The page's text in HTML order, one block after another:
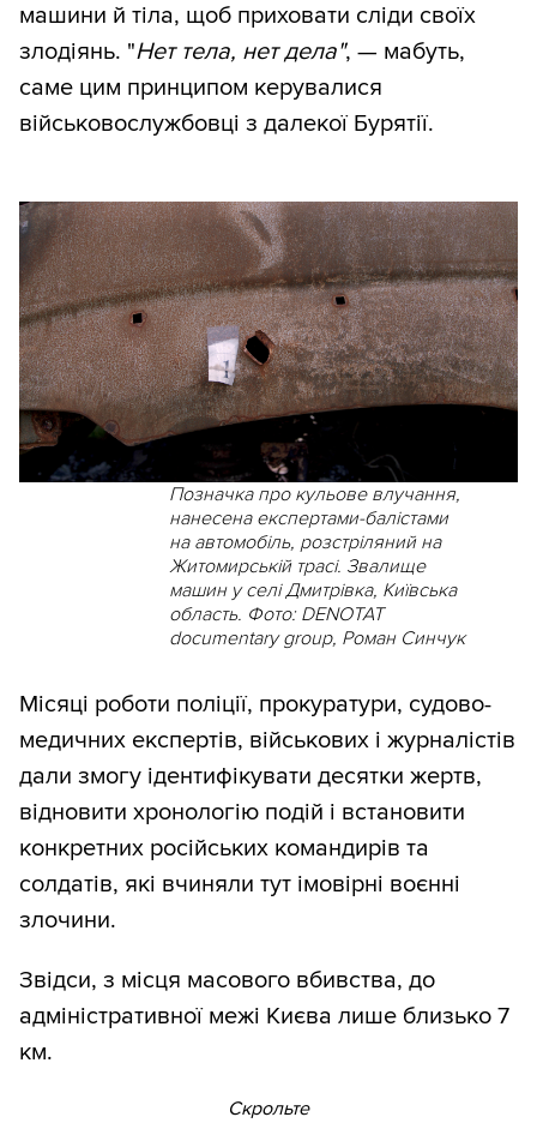
машини й тіла, щоб приховати сліди своїх
злодіянь. "Нет тела, нет дела", — мабуть,
саме цим принципом керувалися
військовослужбовці з далекої Бурятії.
Позначка про кульове влучання,
нанесена експертами-балістами
на автомобіль, розстріляний на
Житомирській трасі. Звалище
машин у селі Дмитрівка, Київська
область. Фото: DENOTAT
documentary group, Роман Синчук
Місяці роботи поліції, прокуратури, судово-
медичних експертів, військових і журналістів
дали змогу ідентифікувати десятки жертв,
відновити хронологію подій і встановити
конкретних російських командирів та
солдатів, які вчиняли тут імовірні воєнні
злочини.
Звідси, з місця масового вбивства, до
адміністративної межі Києва лише близько 7
км.
Скрольте